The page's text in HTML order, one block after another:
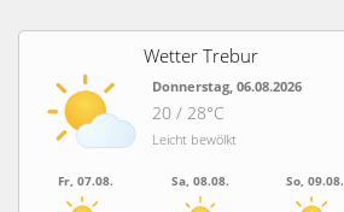
Wetter Trebur
Donnerstag, 06.08.2026
20 / 28°C
Leicht bewölkt
Fr, 07.08. Sa, 08.08. So, 09.08.